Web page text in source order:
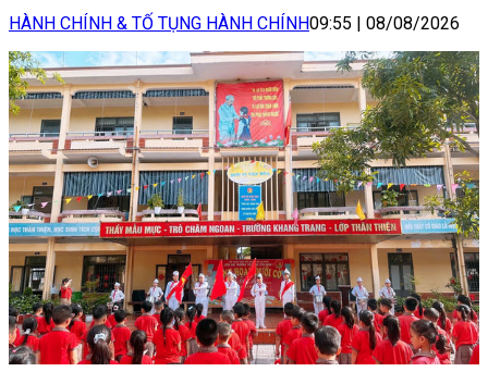
HÀNH CHÍNH & TỐ TỤNG HÀNH CHÍNH09:55 | 08/08/2026